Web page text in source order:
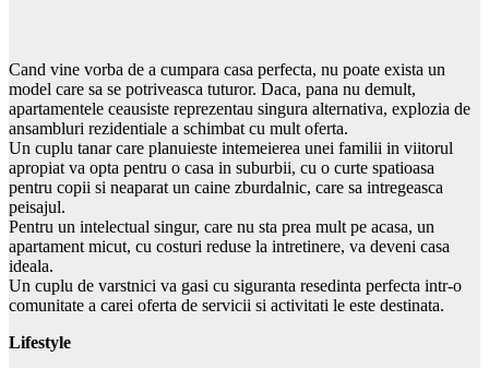
Cand vine vorba de a cumpara casa perfecta, nu poate exista un
model care sa se potriveasca tuturor. Daca, pana nu demult,
apartamentele ceausiste reprezentau singura alternativa, explozia de
ansambluri rezidentiale a schimbat cu mult oferta.
Un cuplu tanar care planuieste intemeierea unei familii in viitorul
apropiat va opta pentru o casa in suburbii, cu o curte spatioasa
pentru copii si neaparat un caine zburdalnic, care sa intregeasca
peisajul.
Pentru un intelectual singur, care nu sta prea mult pe acasa, un
apartament micut, cu costuri reduse la intretinere, va deveni casa
ideala.
Un cuplu de varstnici va gasi cu siguranta resedinta perfecta intr-o
comunitate a carei oferta de servicii si activitati le este destinata.
Lifestyle